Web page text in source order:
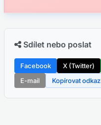
Sdílet nebo poslat
Facebook X (Twitter)
E-mail
Kopírovat odkaz